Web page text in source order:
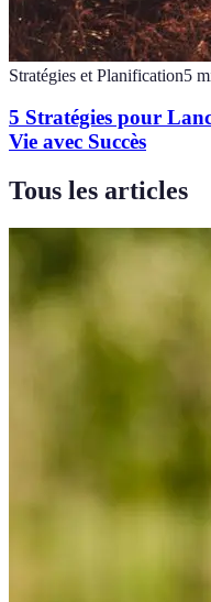
Stratégies et Planification5
5 Stratégies pour
Vie avec Succès
Tous les articles